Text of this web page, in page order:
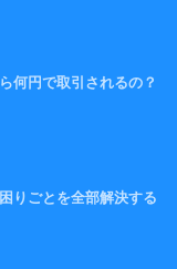
何円で取引されるの？
りごとを全部解決する